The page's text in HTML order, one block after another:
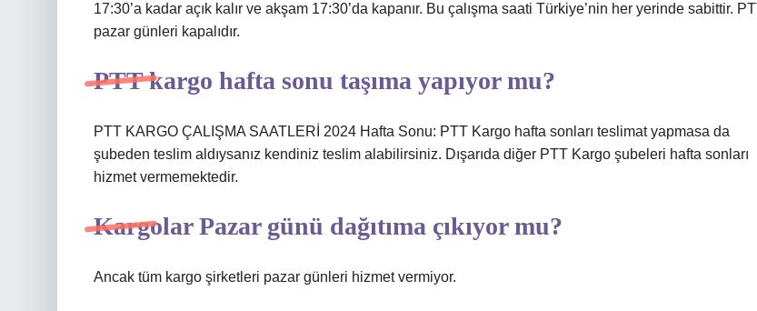
17:30’a kadar açık kalır ve akşam 17:30’da kapanır. Bu çalışma saati Türkiye’nin her yerinde sabittir.
pazar günleri kapalıdır.
PTT kargo hafta sonu taşıma yapıyor mu?
PTT KARGO ÇALIŞMA SAATLERİ 2024 Hafta Sonu: PTT Kargo hafta sonları teslimat yapmasa da
şubeden teslim aldıysanız kendiniz teslim alabilirsiniz. Dışarıda diğer PTT Kargo şubeleri hafta sonları
hizmet vermemektedir.
Kargolar Pazar günü dağıtıma çıkıyor mu?
Ancak tüm kargo şirketleri pazar günleri hizmet vermiyor.